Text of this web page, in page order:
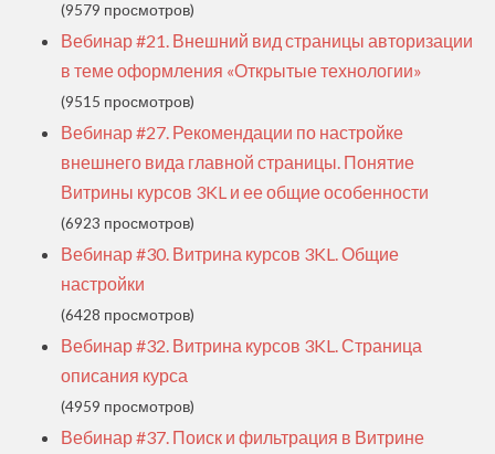
(9579 просмотров)
Вебинар #21. Внешний вид страницы авторизации
в теме оформления «Открытые технологии»
(9515 просмотров)
Вебинар #27. Рекомендации по настройке
внешнего вида главной страницы. Понятие
Витрины курсов 3KL и ее общие особенности
(6923 просмотров)
Вебинар #30. Витрина курсов 3KL. Общие
настройки
(6428 просмотров)
Вебинар #32. Витрина курсов 3KL. Страница
описания курса
(4959 просмотров)
Вебинар #37. Поиск и фильтрация в Витрине